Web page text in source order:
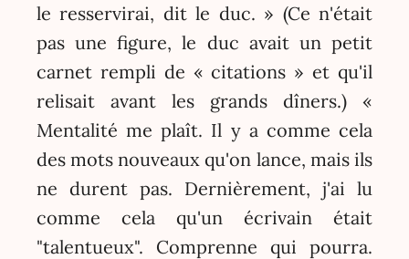
le resservirai, dit le duc. » (Ce n'était
pas une figure, le duc avait un petit
carnet rempli de « citations » et qu'il
relisait avant les grands dîners.) «
Mentalité me plaît. Il y a comme cela
des mots nouveaux qu'on lance, mais ils
ne durent pas. Dernièrement, j'ai lu
comme cela qu'un écrivain était
"talentueux". Comprenne qui pourra.